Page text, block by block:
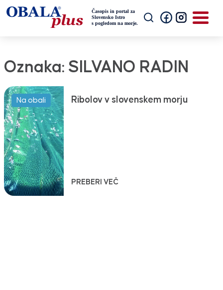
Oznaka: SILVANO RADIN
Na obali Ribolov v slovenskem morju
PREBERI VEČ